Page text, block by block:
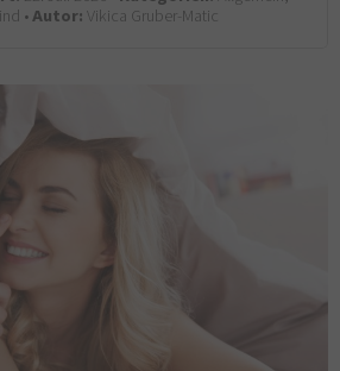
•Autor:Vikica Gruber-Matic